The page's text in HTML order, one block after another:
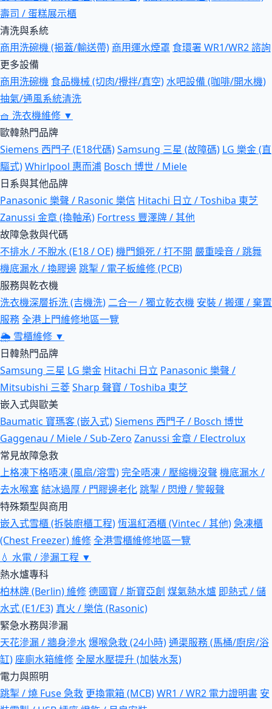
壽司 / 蛋糕展示櫃
清洗與系統
商用洗碗機 (揭蓋/輸送帶) 商用運水煙罩 食環署 WR1/WR2 諮詢
更多設備
商用洗碗機 食品機械 (切肉/攪拌/真空)水吧設備 (咖啡/開水機)
抽氣/通風系統清洗
🧺 洗衣機維修 ▼
歐韓熱門品牌
Siemens 西門子 (E18代碼)Samsung 三星 (故障碼) LG 樂金 (直
驅式)Whirlpool 惠而浦 Bosch 博世 / Miele
日系與其他品牌
Panasonic 樂聲 / Rasonic 樂信 Hitachi 日立 / Toshiba 東芝
Zanussi 金章 (換軸承) Fortress 豐澤牌 / 其他
故障急救與代碼
不排水 / 不脫水 (E18 / OE)機門鎖死 / 打不開 嚴重噪音 / 跳舞
機底漏水 / 換膠邊跳掣 / 電子板維修 (PCB)
服務與乾衣機
洗衣機深層拆洗 (吉機洗) 二合一 / 獨立乾衣機 安裝 / 搬運 / 棄置
服務全港上門維修地區一覽
🌦 雪櫃維修 ▼
日韓熱門品牌
Samsung 三星 LG 樂金 Hitachi 日立 Panasonic 樂聲 /
Mitsubishi 三菱Sharp 聲寶 / Toshiba 東芝
嵌入式與歐美
Baumatic 寶瑪客 (嵌入式)Siemens 西門子 / Bosch 博世
Gaggenau / Miele / Sub-Zero Zanussi 金章 / Electrolux
常見故障急救
上格凍下格唔凍 (風扇/溶雪)完全唔凍 / 壓縮機沒聲 機底漏水 /
去水喉塞結冰過厚 / 門膠邊老化跳掣 / 閃燈 / 警報聲
特殊類型與商用
嵌入式雪櫃 (拆裝廚櫃工程)恆溫紅酒櫃 (Vintec / 其他)急凍櫃
(Chest Freezer) 維修全港雪櫃維修地區一覽
💧 水電 / 滲漏工程 ▼
熱水爐專科
柏林牌 (Berlin) 維修德國寶 / 斯寶亞創 煤氣熱水爐 即熱式 / 儲
水式 (E1/E3) 真火 / 樂信 (Rasonic)
緊急水務與滲漏
天花滲漏 / 牆身滲水爆喉急救 (24小時)通渠服務 (馬桶/廚房/浴
缸) 座廁水箱維修全屋水壓提升 (加裝水泵)
電力與照明
跳掣 / 燒 Fuse 急救 更換電箱 (MCB)WR1 / WR2 電力證明書 安